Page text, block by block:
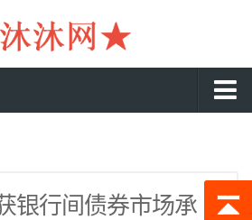
银行间债券市场承